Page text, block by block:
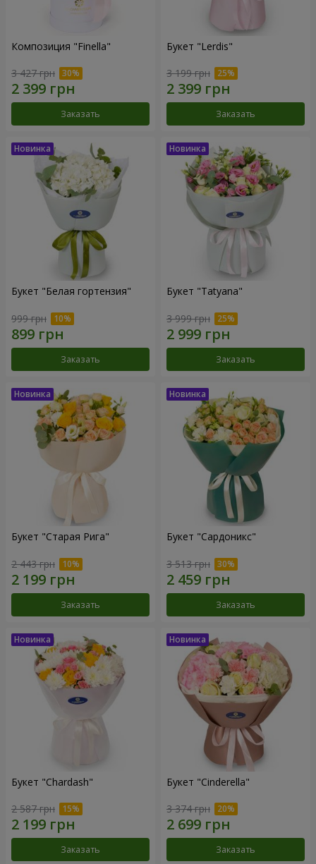
Композиция "Finella"
3 427 грн
Заказать
Букет "Lerdis"
3 199 грн
Заказать
Букет "Белая гортензия"
999 грн
Заказать
Букет "Tatyana"
3 999 грн
Заказать
Букет "Старая Рига"
2 443 грн
Заказать
Букет "Сардоникс"
3 513 грн
Заказать
Букет "Chardash"
2 587 грн
Заказать
Букет "Cinderella"
3 374 грн
Заказать